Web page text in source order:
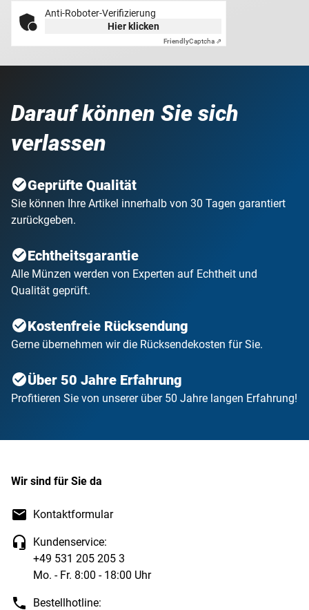
Anti-Roboter-Verifizierung
Hier klicken
FriendlyCaptcha ⇗
Darauf können Sie sich
verlassen
Geprüfte Qualität
Sie können Ihre Artikel innerhalb von 30 Tagen garantiert
zurückgeben.
Echtheitsgarantie
Alle Münzen werden von Experten auf Echtheit und
Qualität geprüft.
Kostenfreie Rücksendung
Gerne übernehmen wir die Rücksendekosten für Sie.
Über 50 Jahre Erfahrung
Profitieren Sie von unserer über 50 Jahre langen Erfahrung!
Wir sind für Sie da
Kontaktformular
Kundenservice:
+49 531 205 205 3
Mo. - Fr. 8:00 - 18:00 Uhr
Bestellhotline: